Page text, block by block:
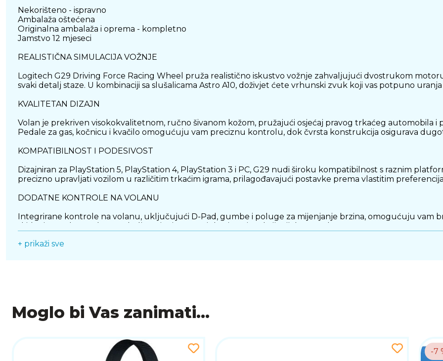
Nekorišteno - ispravno
Ambalaža oštećena
Originalna ambalaža i oprema - kompletno
Jamstvo 12 mjeseci
REALISTIČNA SIMULACIJA VOŽNJE
Logitech G29 Driving Force Racing Wheel pruža realistično iskustvo vožnje zahvaljujući dvostrukom
svaki detalj staze. U kombinaciji sa slušalicama Astro A10, doživjet ćete vrhunski zvuk koji vas potpuno
KVALITETAN DIZAJN
Volan je prekriven visokokvalitetnom, ručno šivanom kožom, pružajući osjećaj pravog trkaćeg automobila i
Pedale za gas, kočnicu i kvačilo omogućuju vam preciznu kontrolu, dok čvrsta konstrukcija osigurava
KOMPATIBILNOST I PODESIVOST
Dizajniran za PlayStation 5, PlayStation 4, PlayStation 3 i PC, G29 nudi široku kompatibilnost s raznim
precizno upravljati vozilom u različitim trkaćim igrama, prilagođavajući postavke prema vlastitim
DODATNE KONTROLE NA VOLANU
Integrirane kontrole na volanu, uključujući D-Pad, gumbe i poluge za mijenjanje brzina, omogućuju vam
skidanjem ruku s volana, poboljšavajući vašu učinkovitost i reakcije tijekom utrka.
+ prikaži sve
Moglo bi Vas zanimati...
-7